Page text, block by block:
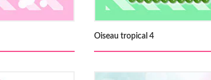
Oiseau tropical 4